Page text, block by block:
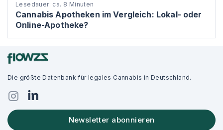
Lesedauer: ca. 8 Minuten
Cannabis Apotheken im Vergleich: Lokal- oder
Online-Apotheke?
Die größte Datenbank für legales Cannabis in Deutschland.
Newsletter abonnieren